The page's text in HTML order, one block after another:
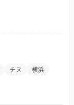
チヌ
横浜